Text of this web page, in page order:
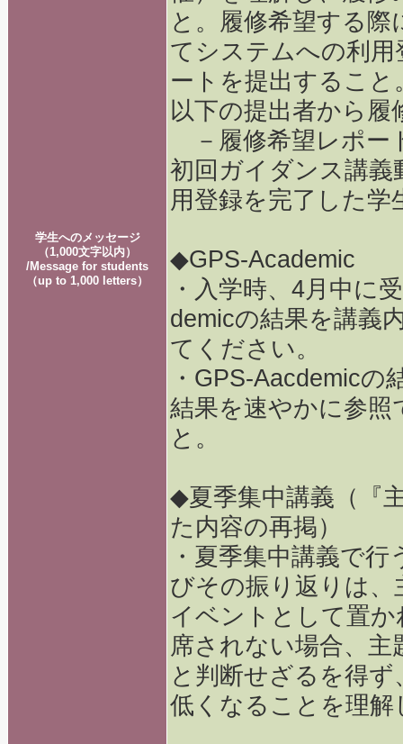
学生へのメッセージ
（1,000文字以内）
/Message for students
（up to 1,000 letters）
と。履修希望する
てシステムへの利
ートを提出すること
以下の提出者から履
－履修希望レポー
初回ガイダンス講
用登録を完了した学
◆GPS-Academic
・入学時、4月中に
demicの結果を講義
てください。
・GPS-Aacdemicの
結果を速やかに参
と。
◆夏季集中講義（『
た内容の再掲）
・夏季集中講義で
びその振り返りは、
イベントとして置
席されない場合、
と判断せざるを得
低くなることを理